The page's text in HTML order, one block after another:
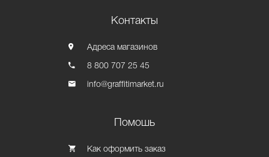
Контакты
Адреса магазинов
8 800 707 25 45
info@graffitimarket.ru
Помошь
Как оформить заказ